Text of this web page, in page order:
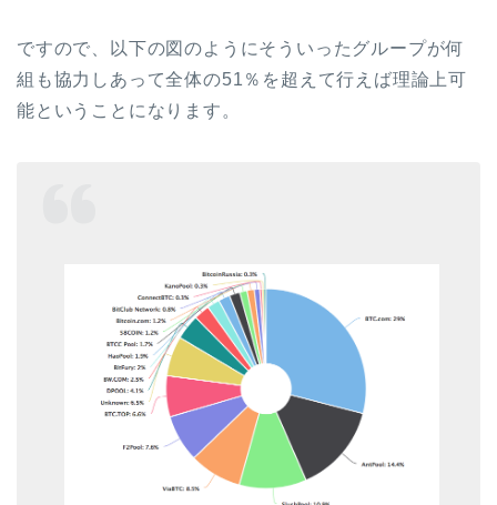
ですので、以下の図のようにそういったグループが何
組も協力しあって全体の51％を超えて行えば理論上可
能ということになります。